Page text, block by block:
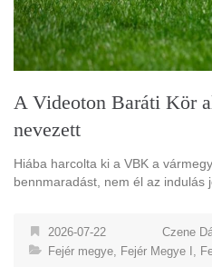
A Videoton Baráti Kör
nevezett
Hiába harcolta ki a VBK a
bennmaradást, nem él az indulás
2026-07-22
Czene
Fejér megye, Fejér Megye I ,